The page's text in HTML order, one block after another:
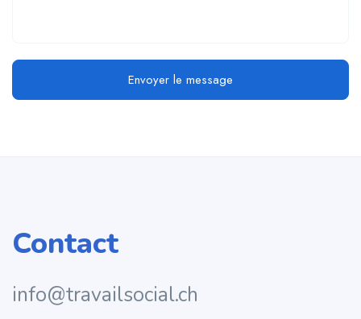
Envoyer le message
Contact
info@travailsocial.ch